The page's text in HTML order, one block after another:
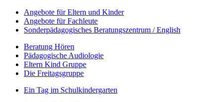
Angebote für Eltern und Kinder
Angebote für Fachleute
Sonderpädagogisches Beratungszentrum / English
Beratung Hören
Pädagogische Audiologie
Eltern Kind Gruppe
Die Freitagsgruppe
Ein Tag im Schulkindergarten